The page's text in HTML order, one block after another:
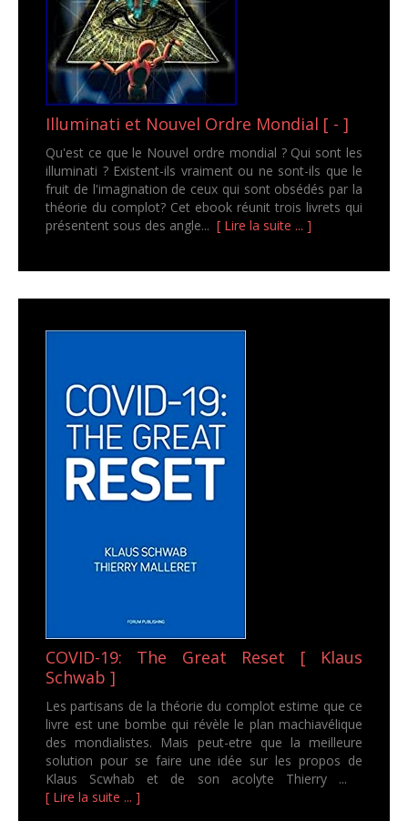
Illuminati et Nouvel Ordre Mondial [ - ]
Qu'est ce que le Nouvel ordre mondial ? Qui sont les
illuminati ? Existent-ils vraiment ou ne sont-ils que le
fruit de l'imagination de ceux qui sont obsédés par la
théorie du complot? Cet ebook réunit trois livrets qui
présentent sous des angle... [ Lire la suite ... ]
COVID-19: The Great Reset [ Klaus
Schwab ]
Les partisans de la théorie du complot estime que ce
livre est une bombe qui révèle le plan machiavélique
des mondialistes. Mais peut-etre que la meilleure
solution pour se faire une idée sur les propos de
Klaus Scwhab et de son acolyte Thierry ...
[ Lire la suite ... ]